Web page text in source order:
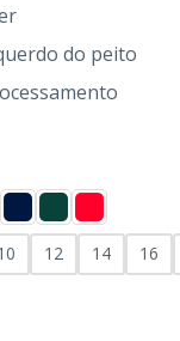
do peito
12 14 16